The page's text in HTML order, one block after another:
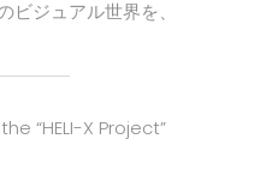
ビジュアル世界を、
“HELI-X Project”